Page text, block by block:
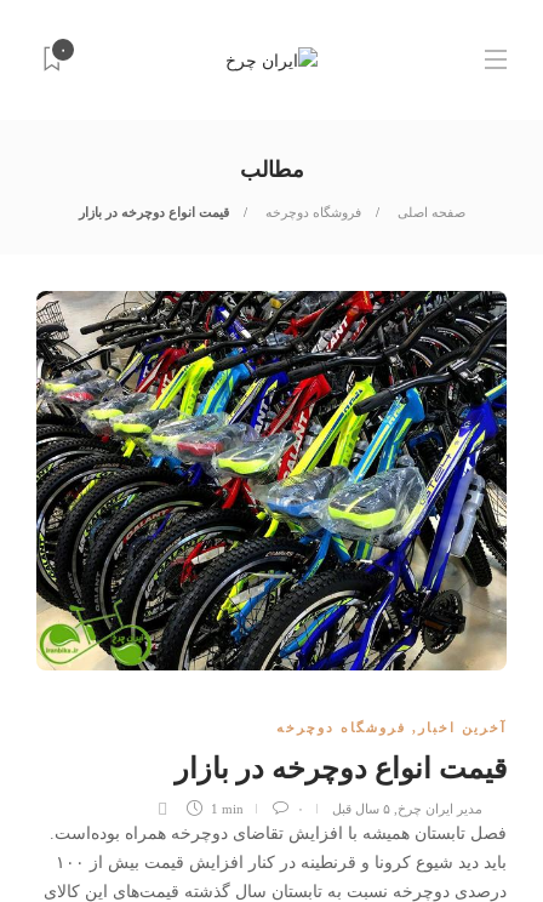
۰
مطالب
صفحه اصلی فروشگاه دوچرخه قیمت انواع دوچرخه در بازار
آخرین اخبار , فروشگاه دوچرخه
قیمت انواع دوچرخه در بازار
مدیر ایران چرخ ۵ سال قبل ۰ 1 min
فصل تابستان همیشه با افزایش تقاضای دوچرخه همراه بوده‌است.
باید دید شیوع کرونا و قرنطینه در کنار افزایش قیمت بیش از ۱۰۰
درصدی دوچرخه نسبت به تابستان سال گذشته قیمت‌های این کالای